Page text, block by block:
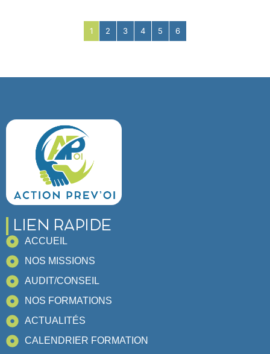
1 2 3 4 5 6
LIEN RAPIDE
ACCUEIL
NOS MISSIONS
AUDIT/CONSEIL
NOS FORMATIONS
ACTUALITÉS
CALENDRIER FORMATION